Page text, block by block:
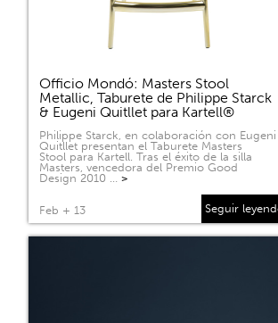
Officio Mondó: Masters Stool
Metallic, Taburete de Philippe Starck
& Eugeni Quitllet para Kartell®
Philippe Starck, en colaboración con Eugeni
Quitllet presentan el Taburete Masters
Stool para Kartell. Tras el éxito de la silla
Masters, vencedora del Premio Good
Design 2010 … >
Feb + 13 Seguir